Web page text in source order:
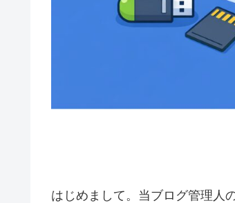
はじめまして。当ブログ管理人